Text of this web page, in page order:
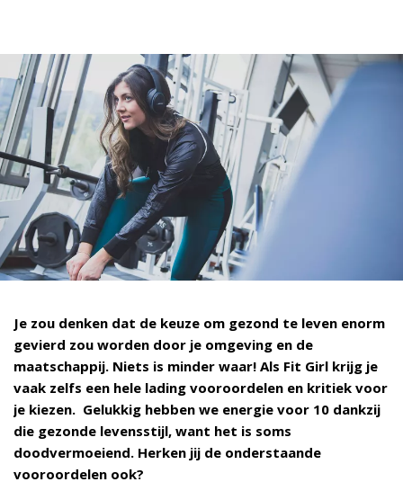
Je zou denken dat de keuze om gezond te leven enorm
gevierd zou worden door je omgeving en de
maatschappij. Niets is minder waar! Als Fit Girl krijg je
vaak zelfs een hele lading vooroordelen en kritiek voor
je kiezen. Gelukkig hebben we energie voor 10 dankzij
die gezonde levensstijl, want het is soms
doodvermoeiend. Herken jij de onderstaande
vooroordelen ook?